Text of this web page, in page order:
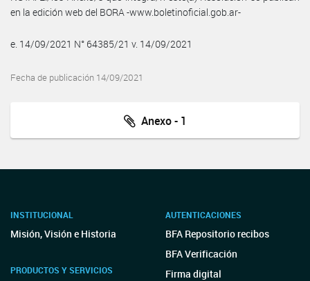
en la edición web del BORA -www.boletinoficial.gob.ar-
e. 14/09/2021 N° 64385/21 v. 14/09/2021
Fecha de publicación 14/09/2021
Anexo - 1
INSTITUCIONAL
Misión, Visión e Historia
PRODUCTOS Y SERVICIOS
AUTENTICACIONES
BFA Repositorio recibos
BFA Verificación
Firma digital